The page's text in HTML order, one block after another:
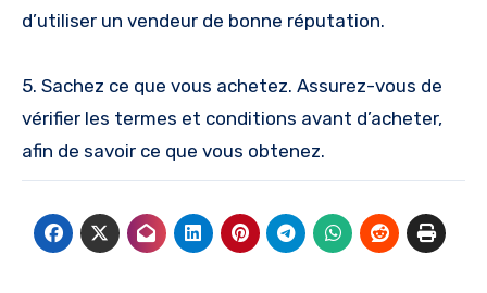
d’utiliser un vendeur de bonne réputation.
5. Sachez ce que vous achetez. Assurez-vous de
vérifier les termes et conditions avant d’acheter,
afin de savoir ce que vous obtenez.